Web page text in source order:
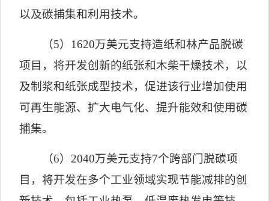
以及碳捕集和利用技术。
（5） 1620万美元支持造纸和林产品脱碳
项目，将开发创新的纸张和木柴干燥技术，以
及制浆和纸张成型技术，促进该行业增加使用
可再生能源、扩大电气化、提升能效和使用碳
捕集。
（6） 2040万美元支持7个跨部门脱碳项
目，将开发在多个工业领域实现节能减排的创